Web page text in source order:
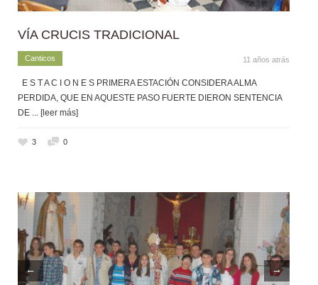
VÍA CRUCIS TRADICIONAL
Canticos 11 años atrás
E S T A C I O N E S PRIMERA ESTACIÓN CONSIDERA ALMA
PERDIDA, QUE EN AQUESTE PASO FUERTE DIERON SENTENCIA
DE
... [leer más]
3 0
← →